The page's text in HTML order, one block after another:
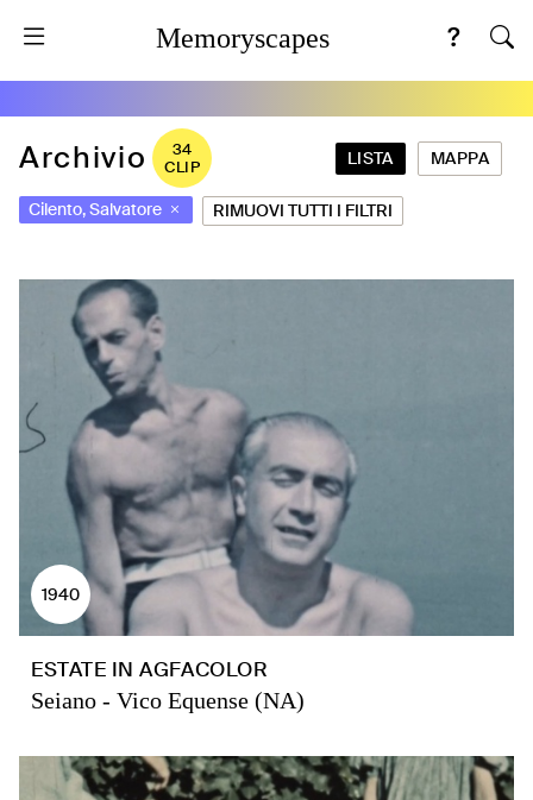
Memoryscapes
Archivio
34
CLIP
LISTA MAPPA
Cilento, Salvatore RIMUOVI TUTTI I FILTRI
1940
ESTATE IN AGFACOLOR
Seiano - Vico Equense (NA)